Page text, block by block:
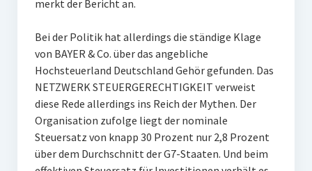
merkt der Bericht an.
Bei der Politik hat allerdings die ständige Klage
von BAYER & Co. über das angebliche
Hochsteuerland Deutschland Gehör gefunden. Das
NETZWERK STEUERGERECHTIGKEIT verweist
diese Rede allerdings ins Reich der Mythen. Der
Organisation zufolge liegt der nominale
Steuersatz von knapp 30 Prozent nur 2,8 Prozent
über dem Durchschnitt der G7-Staaten. Und beim